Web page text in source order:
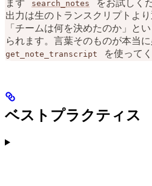
まず search_notes
をお試しく
出力は生のトランスクリプトより
「チームは何を決めたのか」と
られます。言葉そのものが本当
get_note_transcript を使って
ベストプラクティス